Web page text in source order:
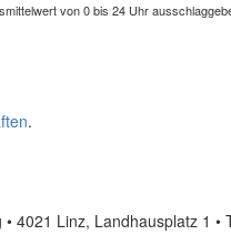
von 0 bis 24 Uhr
.
4021 Linz, Landhausplatz 1 •